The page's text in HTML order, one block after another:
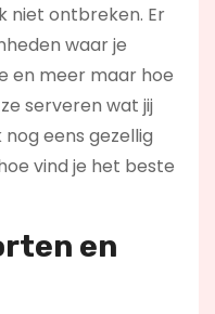
niet ontbreken. Er
waar je
en meer maar hoe
serveren wat jij
eens gezellig
vind je het beste
en